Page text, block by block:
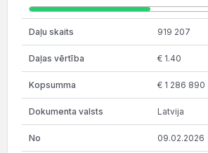
919 207
€ 1.40
€ 1 286 890
Latvija
09.02.2026